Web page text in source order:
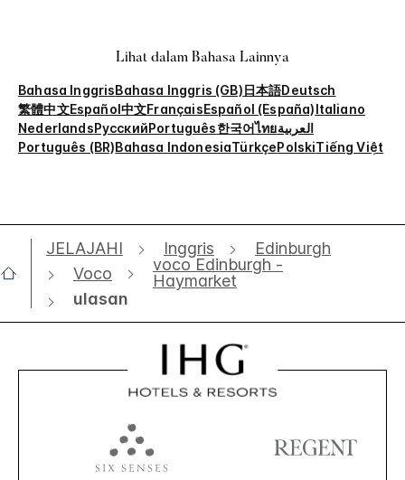
Lihat dalam Bahasa Lainnya
Bahasa InggrisBahasa Inggris (GB)日本語Deutsch
繁體中文Español中文FrançaisEspañol (España)Italiano
NederlandsРусскийPortuguês한국어ไทยالعربية
Português (BR)Bahasa IndonesiaTürkçePolskiTiếng Việt
JELAJAHI Inggris
Edinburgh
Voco
voco Edinburgh -
Haymarket
ulasan